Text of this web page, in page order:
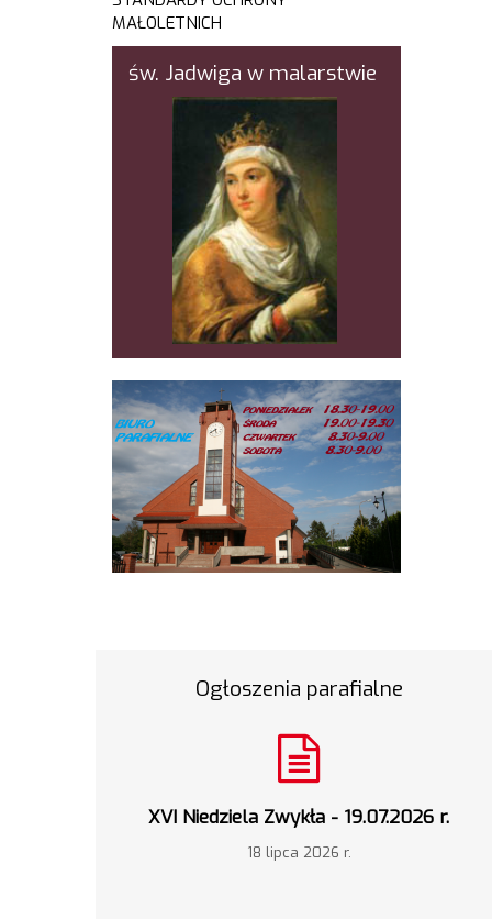
MAŁOLETNICH
św. Jadwiga w malarstwie
Ogłoszenia parafialne
XVI Niedziela Zwykła - 19.07.2026 r.
18 lipca 2026 r.